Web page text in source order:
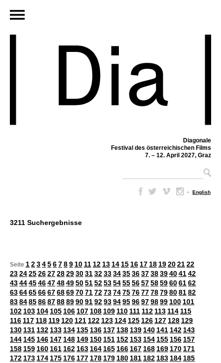
Diagonale
Festival des österreichischen Films
7. – 12. April 2027, Graz
– English
3211 Suchergebnisse
Seite 123456789 10 11 12 13 14 15 16 17 18 19202122
2324252627282930313233343536373839404142
4344454647484950515253545556575859606162
6364656667686970717273747576777879808182
8384858687888990919293949596979899 100 101
102 103 104 105 106 107 108 109 110 111 112 113 114 115
116 117 118 119 120 121 122 123 124 125 126 127 128 129
130 131 132 133 134 135 136 137 138 139 140 141 142 143
144 145 146 147 148 149 150 151 152 153 154 155 156 157
158 159 160 161 162 163 164 165 166 167 168 169 170 171
172 173 174 175 176 177 178 179 180 181 182 183 184 185